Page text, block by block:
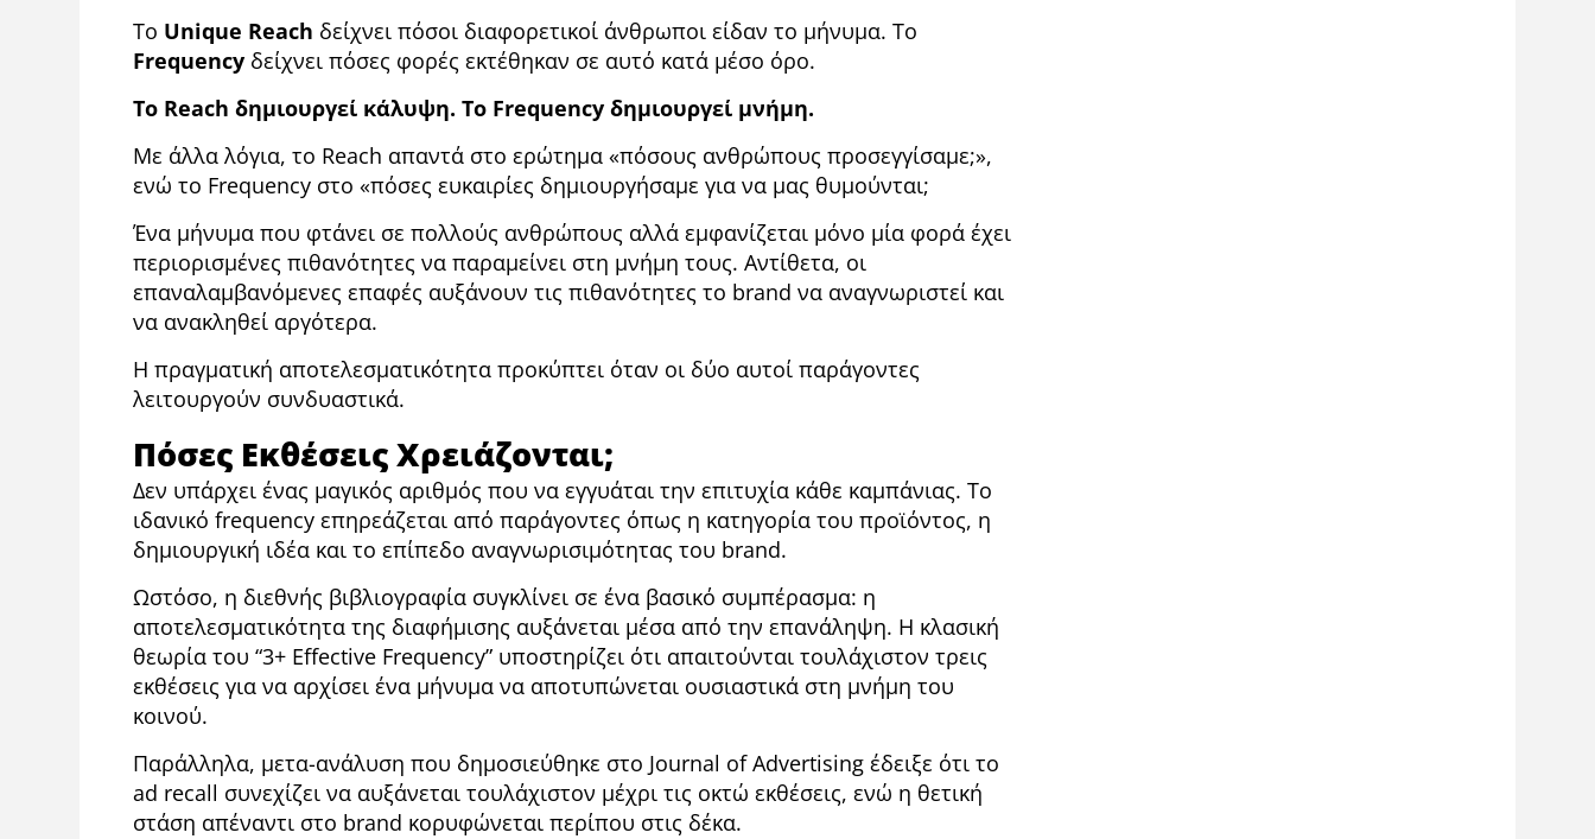
Το Unique Reach δείχνει πόσοι διαφορετικοί άνθρωποι είδαν το μήνυμα. Το
Frequency δείχνει πόσες φορές εκτέθηκαν σε αυτό κατά μέσο όρο.
Το Reach δημιουργεί κάλυψη. Το Frequency δημιουργεί μνήμη.
Με άλλα λόγια, το Reach απαντά στο ερώτημα «πόσους ανθρώπους προσεγγίσαμε;»,
ενώ το Frequency στο «πόσες ευκαιρίες δημιουργήσαμε για να μας θυμούνται;
Ένα μήνυμα που φτάνει σε πολλούς ανθρώπους αλλά εμφανίζεται μόνο μία φορά έχει
περιορισμένες πιθανότητες να παραμείνει στη μνήμη τους. Αντίθετα, οι
επαναλαμβανόμενες επαφές αυξάνουν τις πιθανότητες το brand να αναγνωριστεί και
να ανακληθεί αργότερα.
Η πραγματική αποτελεσματικότητα προκύπτει όταν οι δύο αυτοί παράγοντες
λειτουργούν συνδυαστικά.
Πόσες Εκθέσεις Χρειάζονται;
Δεν υπάρχει ένας μαγικός αριθμός που να εγγυάται την επιτυχία κάθε καμπάνιας. Το
ιδανικό frequency επηρεάζεται από παράγοντες όπως η κατηγορία του προϊόντος, η
δημιουργική ιδέα και το επίπεδο αναγνωρισιμότητας του brand.
Ωστόσο, η διεθνής βιβλιογραφία συγκλίνει σε ένα βασικό συμπέρασμα: η
αποτελεσματικότητα της διαφήμισης αυξάνεται μέσα από την επανάληψη. Η κλασική
θεωρία του “3+ Effective Frequency” υποστηρίζει ότι απαιτούνται τουλάχιστον τρεις
εκθέσεις για να αρχίσει ένα μήνυμα να αποτυπώνεται ουσιαστικά στη μνήμη του
κοινού.
Παράλληλα, μετα-ανάλυση που δημοσιεύθηκε στο Journal of Advertising έδειξε ότι το
ad recall συνεχίζει να αυξάνεται τουλάχιστον μέχρι τις οκτώ εκθέσεις, ενώ η θετική
στάση απέναντι στο brand κορυφώνεται περίπου στις δέκα.